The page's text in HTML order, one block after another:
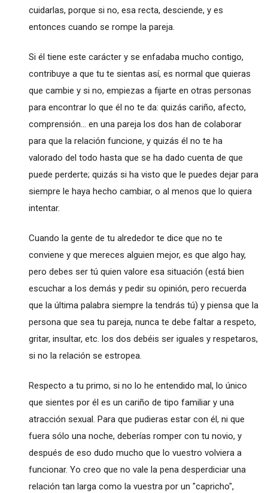
cuidarlas, porque si no, esa recta, desciende, y es
entonces cuando se rompe la pareja.
Si él tiene este carácter y se enfadaba mucho contigo,
contribuye a que tu te sientas así, es normal que quieras
que cambie y si no, empiezas a fijarte en otras personas
para encontrar lo que él no te da: quizás cariño, afecto,
comprensión... en una pareja los dos han de colaborar
para que la relación funcione, y quizás él no te ha
valorado del todo hasta que se ha dado cuenta de que
puede perderte; quizás si ha visto que le puedes dejar para
siempre le haya hecho cambiar, o al menos que lo quiera
intentar.
Cuando la gente de tu alrededor te dice que no te
conviene y que mereces alguien mejor, es que algo hay,
pero debes ser tú quien valore esa situación (está bien
escuchar a los demás y pedir su opinión, pero recuerda
que la última palabra siempre la tendrás tú) y piensa que la
persona que sea tu pareja, nunca te debe faltar a respeto,
gritar, insultar, etc. los dos debéis ser iguales y respetaros,
si no la relación se estropea.
Respecto a tu primo, si no lo he entendido mal, lo único
que sientes por él es un cariño de tipo familiar y una
atracción sexual. Para que pudieras estar con él, ni que
fuera sólo una noche, deberías romper con tu novio, y
después de eso dudo mucho que lo vuestro volviera a
funcionar. Yo creo que no vale la pena desperdiciar una
relación tan larga como la vuestra por un "capricho",